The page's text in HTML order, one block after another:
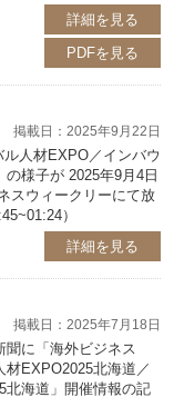
詳細を見る
PDFを見る
掲載日：2025年9月22日
ル人材EXPO／インバウ
様子が 2025年9月4日
スウィークリーにて放
）
詳細を見る
掲載日：2025年7月18日
聞に「海外ビジネス
材EXPO2025北海道／
北海道」開催情報の記